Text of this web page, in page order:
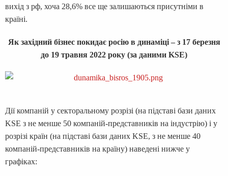
вихід з рф, хоча 28,6% все ще залишаються присутніми в
країні.
Як західний бізнес покидає росію в динаміці – з 17 березня
до 19 травня 2022 року (за даними KSE)
Дії компаній у секторальному розрізі (на підставі бази даних
KSE з не менше 50 компаній-представників на індустрію) і у
розрізі країн (на підставі бази даних KSE, з не менше 40
компаній-представників на країну) наведені нижче у
графіках: